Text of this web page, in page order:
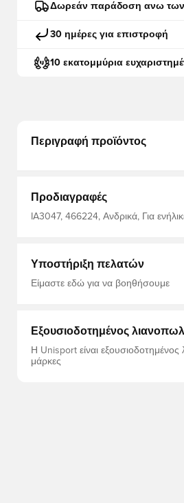
Δωρεάν παράδοση ανω των
30 ημέρες για επιστροφή
10 εκατομμύρια
Περιγραφή προϊόντος
Προδιαγραφές
IA3047, 466224, Ανδρικά, Για
Υποστήριξη πελατών
Είμαστε εδώ για να βοηθήσουμε
Εξουσιοδοτημένος
Η Unisport είναι
μάρκες